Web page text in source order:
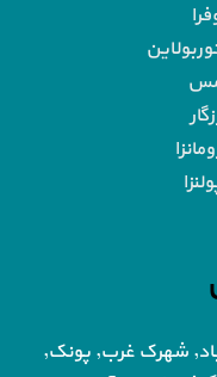
مس
شهرک غرب, پونک,